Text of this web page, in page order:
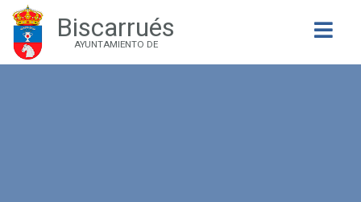
Biscarrués
AYUNTAMIENTO DE